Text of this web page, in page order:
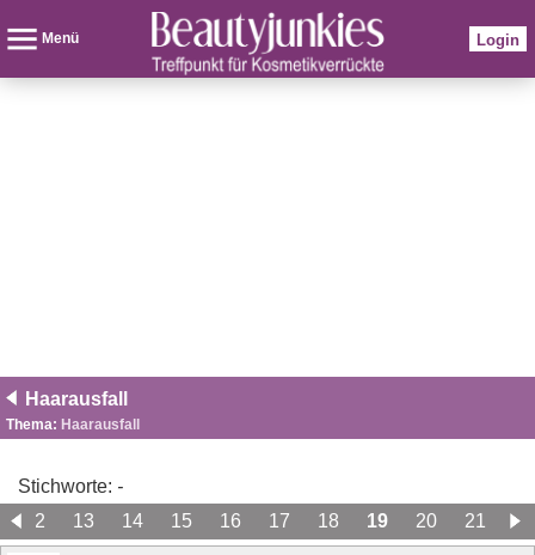
Menü Login
Haarausfall
Thema: Haarausfall
Stichworte: -
12
13 14 15 16 17 18 19 20 21